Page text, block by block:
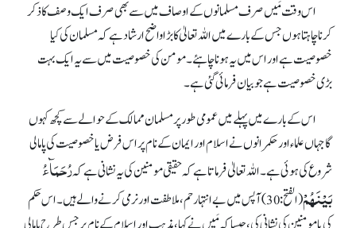
اس وقت مَیں صرف مسلمانوں کے اوصاف میں سے بھی صرف ایک وصف کا ذکر
کرنا چاہتا ہوں جس کے بارے میں اللہ تعالیٰ کا بڑا واضح ارشاد ہے کہ مسلمان کی کیا
خصوصیت ہے اور اس میں یہ ہونا چاہئے۔ مومن کی خصوصیت میں سے یہ ایک بہت
بڑی خصوصیت ہے جو بیان فرمائی گئی ہے۔
اس کے بارے میں پہلے میں عمومی طور پر مسلمان ممالک کے حوالے سے کچھ کہوں
گا جہاں علماء اور حکمرانوں نے اسلام اور ایمان کے نام پر اس فرض یا خصوصیت کی پامالی
شروع کی ہوئی ہے۔ اللہ تعالیٰ فرماتا ہے کہ حقیقی مومنین کی یہ نشانی ہے کہرُحَمَآءُ
بَیْنَھُمْ
(الفتح: 30) آپس میں بے انتہا رحم، ملاطفت اور نرمی کرنے والے ہیں۔ اس حکم